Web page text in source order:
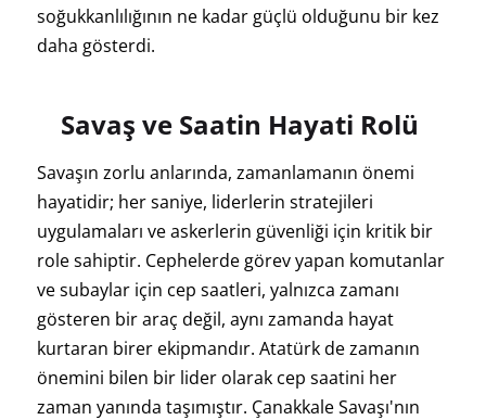
soğukkanlılığının ne kadar güçlü olduğunu bir kez
daha gösterdi.
Savaş ve Saatin Hayati Rolü
Savaşın zorlu anlarında, zamanlamanın önemi
hayatidir; her saniye, liderlerin stratejileri
uygulamaları ve askerlerin güvenliği için kritik bir
role sahiptir. Cephelerde görev yapan komutanlar
ve subaylar için cep saatleri, yalnızca zamanı
gösteren bir araç değil, aynı zamanda hayat
kurtaran birer ekipmandır. Atatürk de zamanın
önemini bilen bir lider olarak cep saatini her
zaman yanında taşımıştır. Çanakkale Savaşı'nın